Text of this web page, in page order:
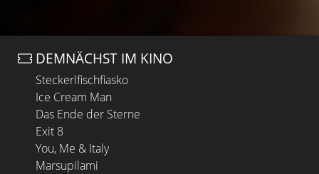
DEMNÄCHST IM KINO
Steckerlfischfiasko
Ice Cream Man
Das Ende der Sterne
Exit 8
You, Me & Italy
Marsupilami